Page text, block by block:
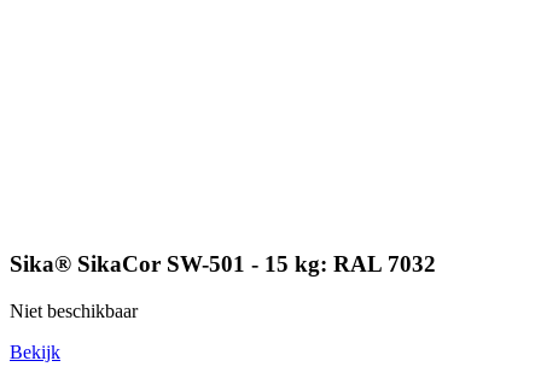
Sika® SikaCor SW-501 - 15 kg: RAL 7032
Niet beschikbaar
Bekijk